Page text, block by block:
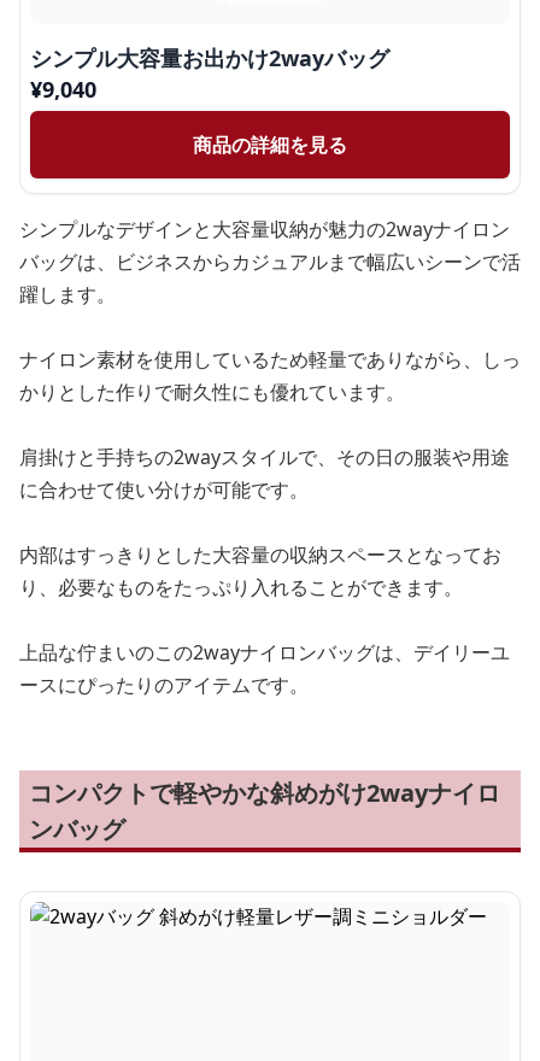
シンプル大容量お出かけ2wayバッグ
¥9,040
商品の詳細を見る
シンプルなデザインと大容量収納が魅力の2wayナイロン
バッグは、ビジネスからカジュアルまで幅広いシーンで活
躍します。
ナイロン素材を使用しているため軽量でありながら、しっ
かりとした作りで耐久性にも優れています。
肩掛けと手持ちの2wayスタイルで、その日の服装や用途
に合わせて使い分けが可能です。
内部はすっきりとした大容量の収納スペースとなってお
り、必要なものをたっぷり入れることができます。
上品な佇まいのこの2wayナイロンバッグは、デイリーユ
ースにぴったりのアイテムです。
コンパクトで軽やかな斜めがけ2wayナイロ
ンバッグ